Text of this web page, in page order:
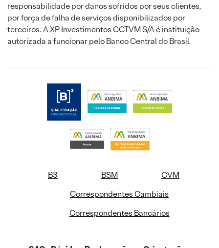
responsabilidade por danos sofridos por seus clientes,
por força de falha de serviços disponibilizados por
terceiros. A XP Investimentos CCTVM S/A é instituição
autorizada a funcionar pelo Banco Central do Brasil.
B3 BSM
CVM
Correspondentes Cambiais
Correspondentes Bancários